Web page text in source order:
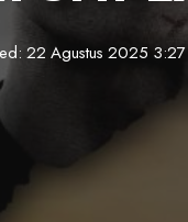
22 Agustus 2025